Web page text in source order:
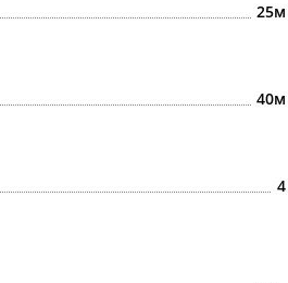
25м
40м
4